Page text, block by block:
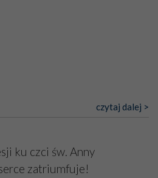
czytaj dalej >
ku czci św. Anny
zatriumfuje!